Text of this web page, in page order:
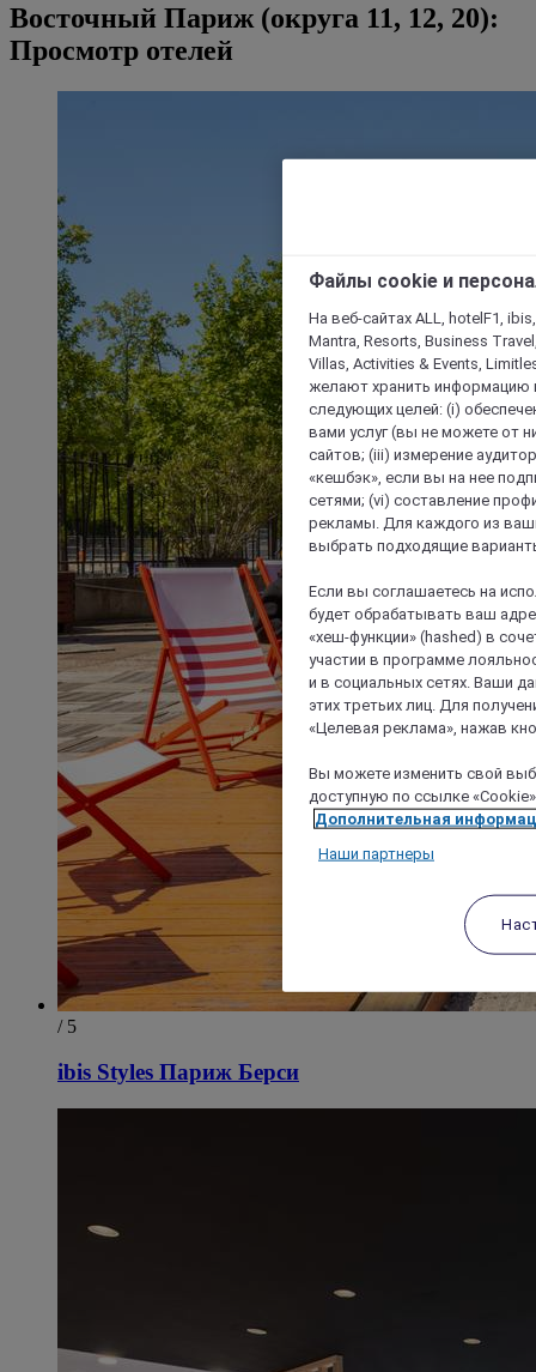
Восточный Париж (округа 11, 12, 20):
Просмотр отелей
/ 5
ibis Styles Париж Берси
Файлы cookie и
На веб-сайтах ALL, hotelF1,
Mantra, Resorts, Business
Villas, Activities & Events,
желают хранить информацию
следующих целей: (i)
вами услуг (вы не можете от
сайтов; (iii) измерение
«кешбэк», если вы на нее
сетями; (vi) составление
рекламы. Для каждого из
выбрать подходящие
Если вы соглашаетесь на
будет обрабатывать ваш
«хеш-функции» (hashed) в
участии в программе
и в социальных сетях. Ваши
этих третьих лиц. Для
«Целевая реклама», нажав
Вы можете изменить свой
доступную по ссылке
Дополнительная
Наши партнеры